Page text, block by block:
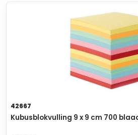
42667
Kubusblokvulling 9 x 9 cm 700